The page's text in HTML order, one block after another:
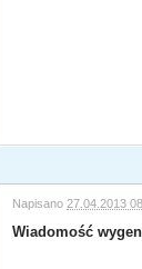
Napisano 27.04.2013
Wiadomość